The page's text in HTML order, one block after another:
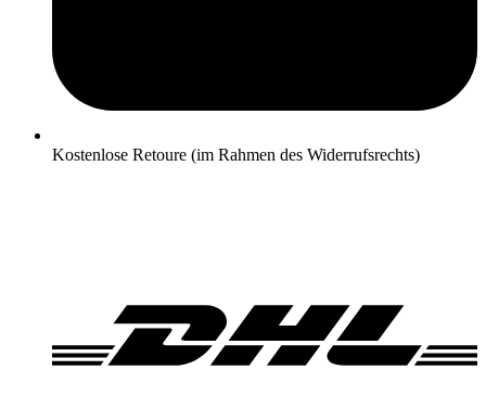
Kostenlose Retoure (im Rahmen des Widerrufsrechts)